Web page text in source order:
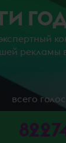
рекламы
всего